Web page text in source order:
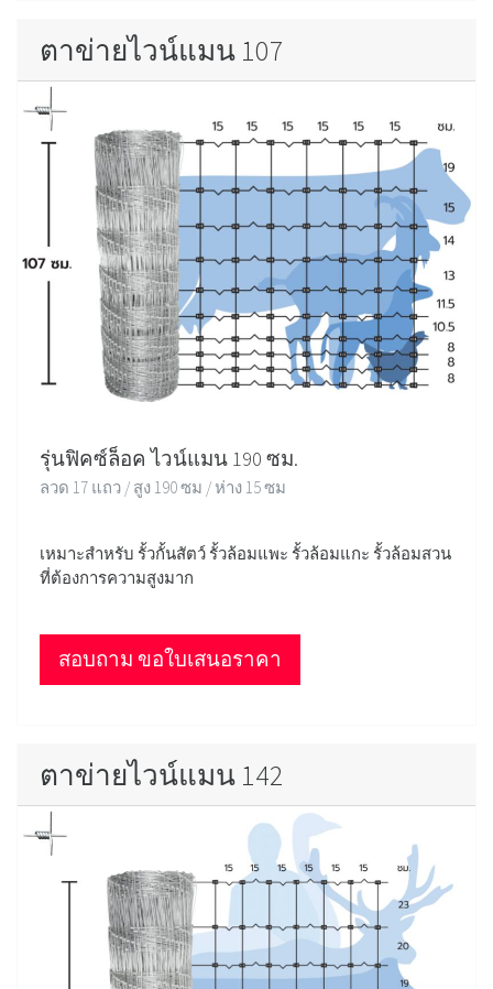
ตาข่ายไวน์แมน 107
รุ่นฟิคซ์ล็อค ไวน์แมน 190 ซม.
ลวด 17 แถว / สูง 190 ซม / ห่าง 15 ซม
เหมาะสำหรับ รั้วกั้นสัตว์ รั้วล้อมแพะ รั้วล้อมแกะ รั้วล้อมสวน
ที่ต้องการความสูงมาก
สอบถาม ขอใบเสนอราคา
ตาข่ายไวน์แมน 142